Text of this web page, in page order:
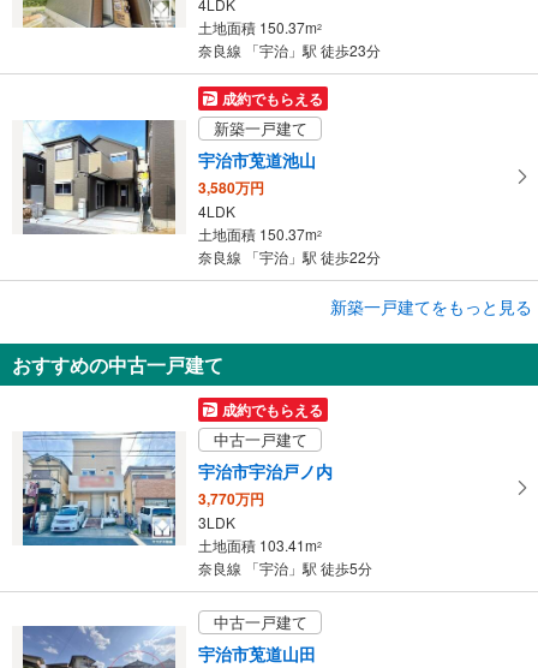
土地面積 150.37m2
奈良線 「宇治」駅 徒歩23分
成約でもらえる
新築一戸建て
宇治市莵道池山
3,580万円
4LDK
土地面積 150.37m2
奈良線 「宇治」駅 徒歩22分
宇治市宇治大谷
4,199万円
4LDK
土地面積 132.15m
奈良線 「宇治」駅 徒歩22分
新築一戸建てをもっと見る
おすすめの中古一戸建て
成約でもらえる
中古一戸建て
宇治市宇治戸ノ内
3,770万円
3LDK
土地面積 103.41m2
奈良線 「宇治」駅 徒歩5分
中古一戸建て
宇治市莵道山田